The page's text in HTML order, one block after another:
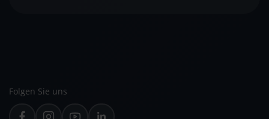
Folgen Sie uns